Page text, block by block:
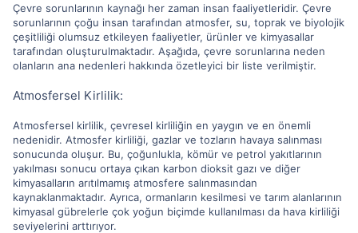
Çevre sorunlarının kaynağı her zaman insan faaliyetleridir. Çevre
sorunlarının çoğu insan tarafından atmosfer, su, toprak ve biyolojik
çeşitliliği olumsuz etkileyen faaliyetler, ürünler ve kimyasallar
tarafından oluşturulmaktadır. Aşağıda, çevre sorunlarına neden
olanların ana nedenleri hakkında özetleyici bir liste verilmiştir.
Atmosfersel Kirlilik:
Atmosfersel kirlilik, çevresel kirliliğin en yaygın ve en önemli
nedenidir. Atmosfer kirliliği, gazlar ve tozların havaya salınması
sonucunda oluşur. Bu, çoğunlukla, kömür ve petrol yakıtlarının
yakılması sonucu ortaya çıkan karbon dioksit gazı ve diğer
kimyasalların arıtılmamış atmosfere salınmasından
kaynaklanmaktadır. Ayrıca, ormanların kesilmesi ve tarım alanlarının
kimyasal gübrelerle çok yoğun biçimde kullanılması da hava kirliliği
seviyelerini arttırıyor.